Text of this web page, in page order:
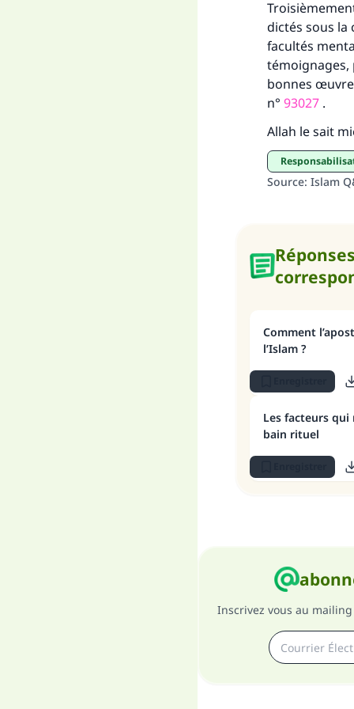
dictés sous la
facultés
témoignages,
bonnes
n° 93027 .
Allah le sait
Source: Islam
Comment
l’Islam ?
Les facteurs qui
bain rituel
Inscrivez vous au